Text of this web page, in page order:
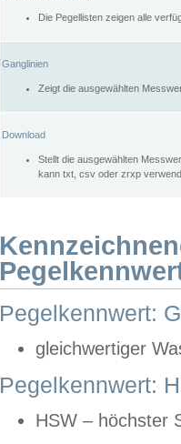
Die Pegellisten zeigen alle
Ganglinien
Zeigt die ausgewählten
Download
Stellt die ausgewählten
kann txt, csv oder zrxp
Pegelkennwert:
gleichwertiger
Pegelkennwert:
HSW – höchster